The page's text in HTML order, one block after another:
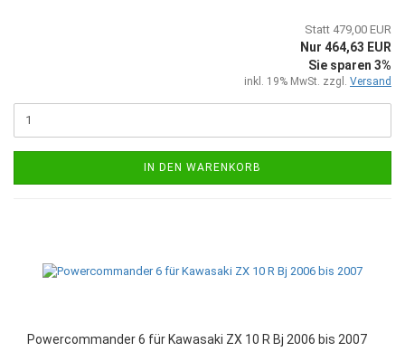
Statt 479,00 EUR
Nur 464,63 EUR
Sie sparen 3%
inkl. 19% MwSt. zzgl. Versand
IN DEN WARENKORB
Powercommander 6 für Kawasaki ZX 10 R Bj 2006 bis 2007